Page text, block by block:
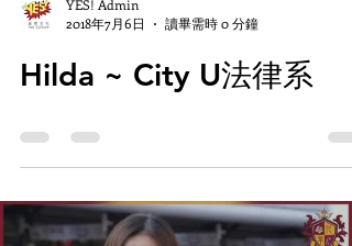
YES! Admin
2018年7月6日
讀畢需時 0 分鐘
Hilda ~ City U法律系